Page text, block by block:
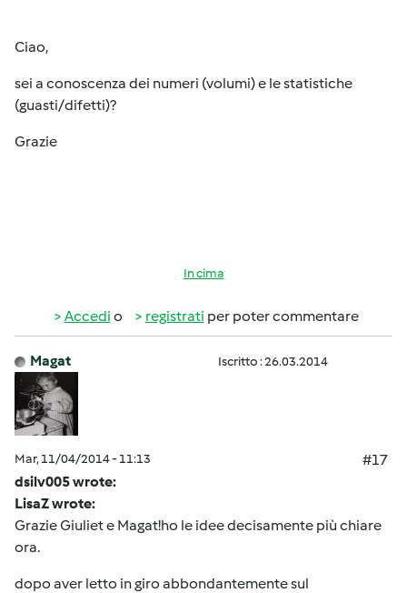
Ciao,
sei a conoscenza dei numeri (volumi) e le statistiche
(guasti/difetti)?
Grazie
In cima
Accedi o registrati per poter commentare
Magat Iscritto : 26.03.2014
Mar, 11/04/2014 - 11:13
#17
dsilv005 wrote:
LisaZ wrote:
Grazie Giuliet e Magat!ho le idee decisamente più chiare
ora.
dopo aver letto in giro abbondantemente sul